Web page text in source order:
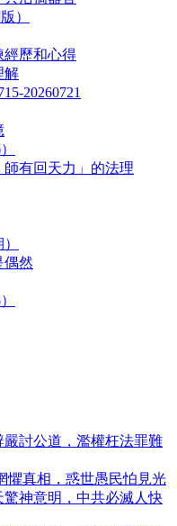
）
經歷和心得
解
20260721
有回天力」的法理
偶然
討公道，濫權枉法罪難
懼真相，惑世愚民怕見光
神意明，中共必滅人快